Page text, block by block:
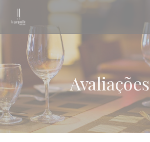
Painel de Gerenciamento de Cookies
Avaliações